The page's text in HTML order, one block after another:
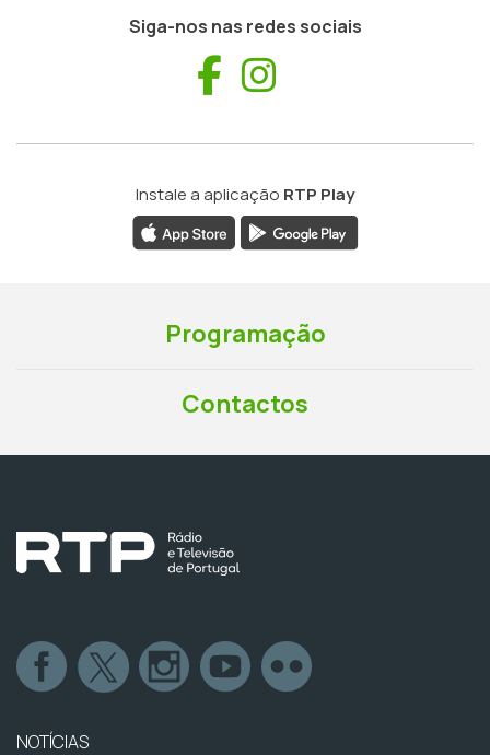
Siga-nos nas redes sociais
Facebook
Instale a aplicação RTP Play
Programação
Contactos
NOTÍCIAS